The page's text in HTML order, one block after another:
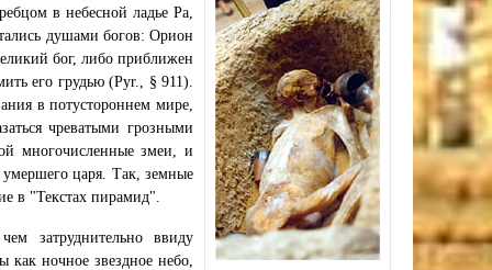
в небесной ладье Ра,
душами богов: Орион
бог, либо приближен
его грудью (Руr., § 911).
в потустороннем мире,
чреватыми грозными
многочисленные змеи, и
царя. Так, земные
в "Текстах пирамид".
затруднительно ввиду
ночное звездное небо,